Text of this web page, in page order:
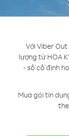
Với Viber
lượng từ HOA
- số cố định
Mua gói tín